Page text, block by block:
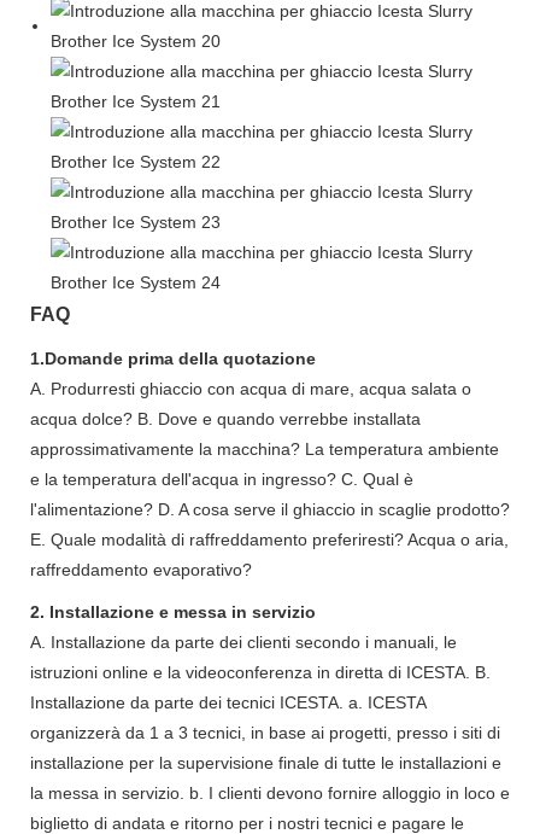
FAQ
1.Domande prima della quotazione
A. Produrresti ghiaccio con acqua di mare, acqua salata o
acqua dolce? B. Dove e quando verrebbe installata
approssimativamente la macchina? La temperatura ambiente
e la temperatura dell'acqua in ingresso? C. Qual è
l'alimentazione? D. A cosa serve il ghiaccio in scaglie prodotto?
E. Quale modalità di raffreddamento preferiresti? Acqua o aria,
raffreddamento evaporativo?
2. Installazione e messa in servizio
A. Installazione da parte dei clienti secondo i manuali, le
istruzioni online e la videoconferenza in diretta di ICESTA. B.
Installazione da parte dei tecnici ICESTA. a. ICESTA
organizzerà da 1 a 3 tecnici, in base ai progetti, presso i siti di
installazione per la supervisione finale di tutte le installazioni e
la messa in servizio. b. I clienti devono fornire alloggio in loco e
biglietto di andata e ritorno per i nostri tecnici e pagare le